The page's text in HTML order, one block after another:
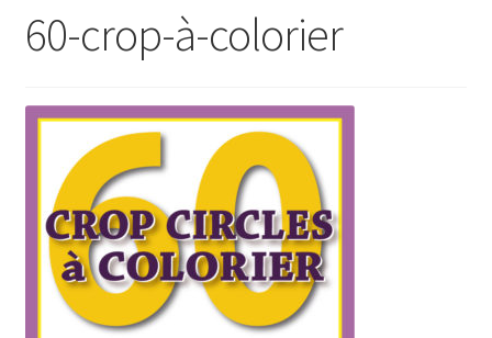
Ateliers en ligne
Commande
Crop Circles
Galerie
Mandalathèque
60-crop-à-colorier